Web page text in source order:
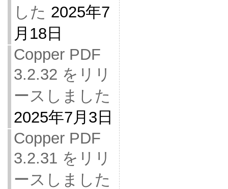
した 2025年7
月18日
Copper PDF
3.2.32 をリリ
ースしました
2025年7月3日
Copper PDF
3.2.31 をリリ
ースしました